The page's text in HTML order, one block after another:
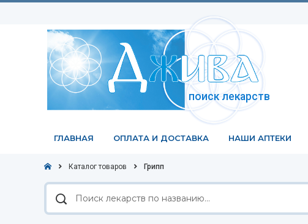
поиск лекарств
ГЛАВНАЯ ОПЛАТА И ДОСТАВКА НАШИ АПТЕКИ
Каталог товаров Грипп
Поиск
лекарств
по